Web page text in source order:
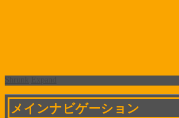
メインナビゲーション